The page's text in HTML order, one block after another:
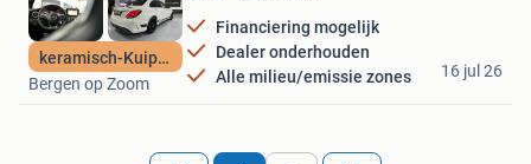
keramisch-Kuipstoe
Financiering mogelijk
Dealer onderhouden
Alle milieu/emissie zones
Omaan Automotive
Bergen op Zoom
16 jul 26